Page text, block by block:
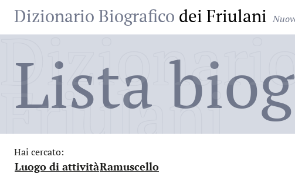
Dizionario Biografico dei Friulani
Friulani
Lista
Hai cercato:
Luogo di attività
:Ramuscello